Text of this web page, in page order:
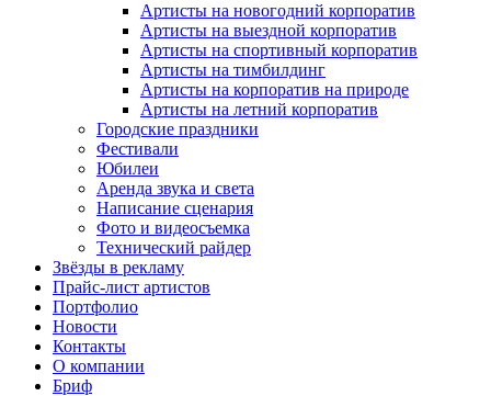
Артисты на новогодний корпоратив
Артисты на выездной корпоратив
Артисты на спортивный корпоратив
Артисты на тимбилдинг
Артисты на корпоратив на природе
Артисты на летний корпоратив
Городские праздники
Фестивали
Юбилеи
Аренда звука и света
Написание сценария
Фото и видеосъемка
Технический райдер
Звёзды в рекламу
Прайс-лист артистов
Портфолио
Новости
Контакты
О компании
Бриф